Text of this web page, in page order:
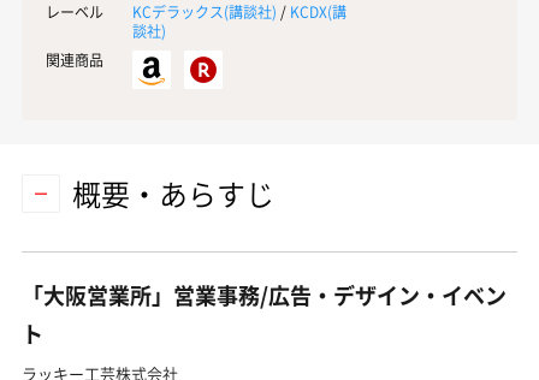
レーベル
KCデラックス(講談社) / KCDX(講
談社)
関連商品
概要・あらすじ
「大阪営業所」営業事務/広告・デザイン・イベン
ト
ラッキー工芸株式会社